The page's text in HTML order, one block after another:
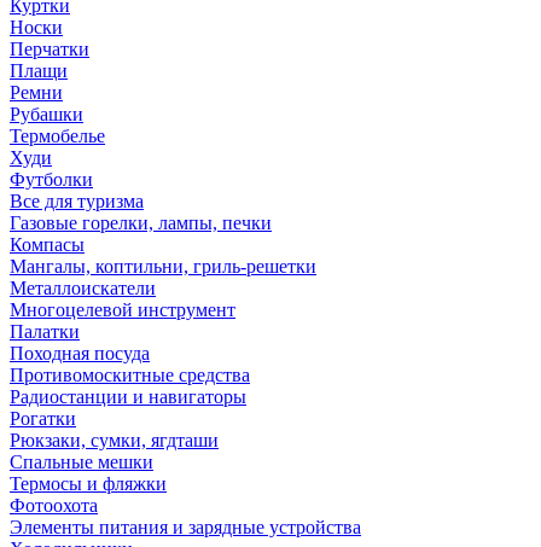
Куртки
Носки
Перчатки
Плащи
Ремни
Рубашки
Термобелье
Худи
Футболки
Все для туризма
Газовые горелки, лампы, печки
Компасы
Мангалы, коптильни, гриль-решетки
Металлоискатели
Многоцелевой инструмент
Палатки
Походная посуда
Противомоскитные средства
Радиостанции и навигаторы
Рогатки
Рюкзаки, сумки, ягдташи
Спальные мешки
Термосы и фляжки
Фотоохота
Элементы питания и зарядные устройства